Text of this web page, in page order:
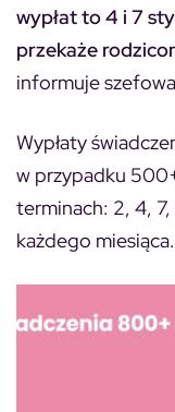
wypłat to 4 i 7
przekaże
informuje
Wypłaty
w przypadku
terminach: 2, 4, 7,
każdego miesiąca.